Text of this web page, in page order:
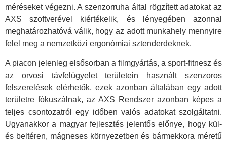
méréseket végezni. A szenzorruha által rögzített adatokat az
AXS szoftverével kiértékelik, és lényegében azonnal
meghatározhatóvá válik, hogy az adott munkahely mennyire
felel meg a nemzetközi ergonómiai sztenderdeknek.
A piacon jelenleg elsősorban a filmgyártás, a sport-fitnesz és
az orvosi távfelügyelet területein használt szenzoros
felszerelések elérhetők, ezek azonban általában egy adott
területre fókuszálnak, az AXS Rendszer azonban képes a
teljes csontozatról egy időben valós adatokat szolgáltatni.
Ugyanakkor a magyar fejlesztés jelentős előnye, hogy kül-
és beltéren, mágneses környezetben és bármekkora méretű